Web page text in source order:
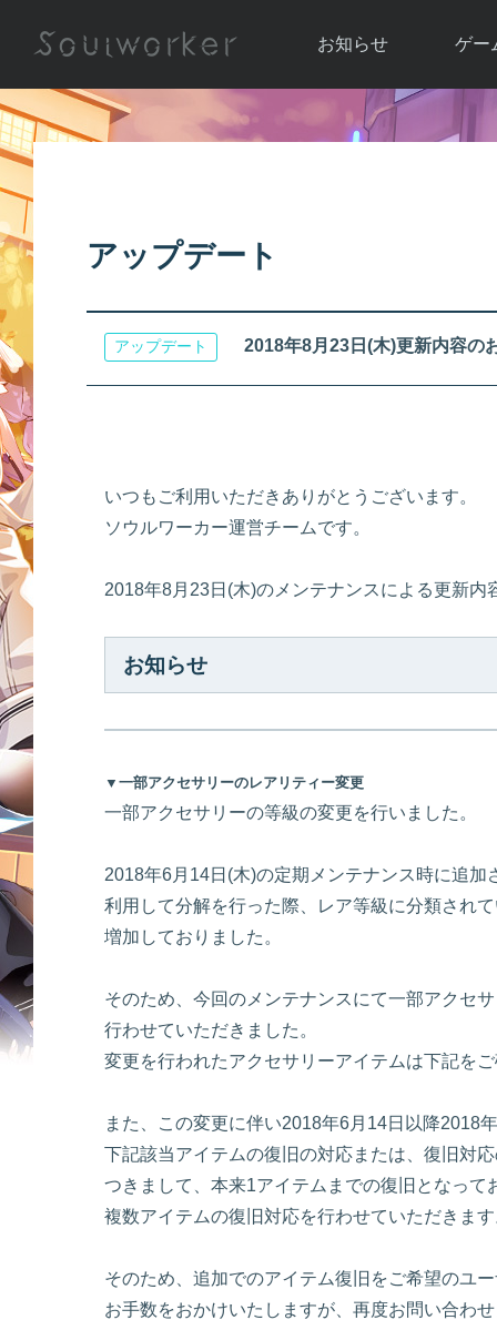
お知らせ
お知らせ一覧
ゲー
ソウ
アップ
アップデート
アップデート 2018年8月23日(木)更新内容の
いつもご利用いただきありがとうございます。
ソウルワーカー運営チームです。
2018年8月23日(木)のメンテナンスによる更新内
お知らせ
▼一部アクセサリーのレアリティー変更
一部アクセサリーの等級の変更を行いました。
2018年6月14日(木)の定期メンテナンス時に追
利用して分解を行った際、レア等級に分類され
増加しておりました。
そのため、今回のメンテナンスにて一部アクセ
行わせていただきました。
変更を行われたアクセサリーアイテムは下記を
また、この変更に伴い2018年6月14日以降2018
下記該当アイテムの復旧の対応または、復旧対
つきまして、本来1アイテムまでの復旧となっ
複数アイテムの復旧対応を行わせていただきま
そのため、追加でのアイテム復旧をご希望のユ
お手数をおかけいたしますが、再度お問い合わ